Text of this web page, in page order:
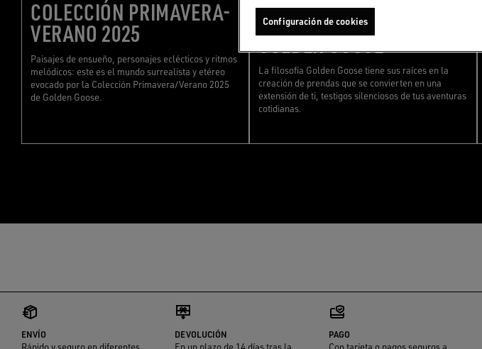
COLECCIÓN PRIMAVERA-
VERANO 2025
Paisajes de ensueño, personajes eclécticos y ritmos
melódicos: este es el mundo surrealista y etéreo
evocado por la Colección Primavera/Verano 2025
de Golden Goose.
CUIDAR TUS PRENDAS
GOLDEN GOOSE
La filosofía Golden Goose tiene sus raíces en la
creación de prendas que se convierten en una
extensión de ti, testigos silenciosos de tus aventuras
cotidianas.
ENVÍO DEVOLUCIÓN PAGO
Configuración de cookies